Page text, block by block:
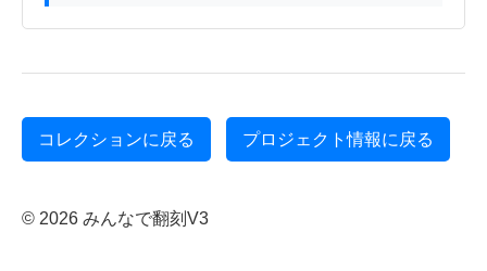
コレクションに戻る プロジェクト情報に戻る
© 2026 みんなで翻刻V3